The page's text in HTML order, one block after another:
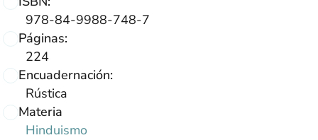
978-84-9988-748-7
Páginas:
224
Encuadernación:
Rústica
Materia
Hinduismo